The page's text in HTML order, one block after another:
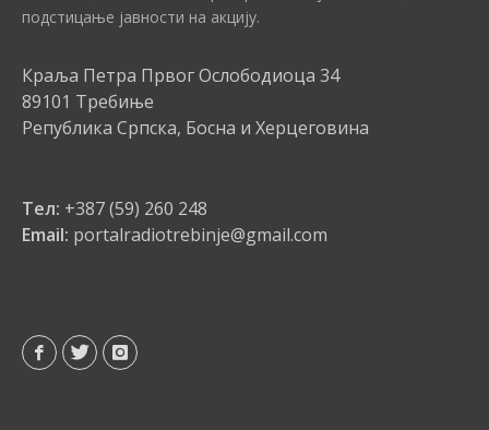
подстицање јавности на акцију.
Краља Петра Првог Ослободиоца 34
89101 Требиње
Република Српска, Босна и Херцеговина
Тел: +387 (59) 260 248
Email: portalradiotrebinje@gmail.com